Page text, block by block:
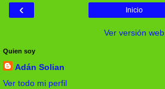
‹ Inicio
Ver versión web
Quien soy
Adán Solian
Ver todo mi perfil